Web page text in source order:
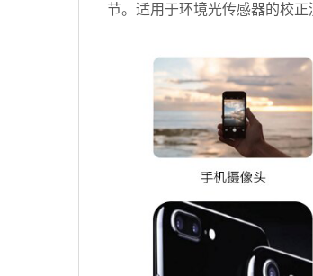
节。适用于环境光传感器的校